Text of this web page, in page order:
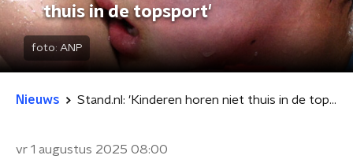
thuis in de topsport'
foto: ANP
Nieuws Stand.nl: 'Kinderen horen niet thuis in de topsport'
vr 1 augustus 2025 08:00